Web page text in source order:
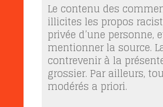
Le contenu des
illicites les propos
privée d’une
mentionner la source.
contrevenir à la
grossier. Par ailleurs,
modérés a priori.